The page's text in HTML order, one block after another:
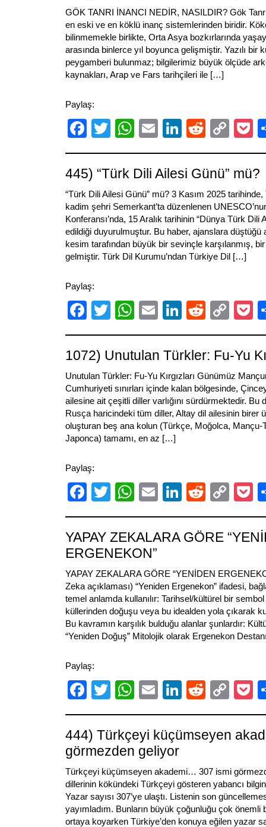
GÖK TANRI İNANCI NEDİR, NASILDIR? Gök
en eski ve en köklü inanç sistemlerinden biridir.
bilinmemekle birlikte, Orta Asya bozkırlarında
arasında binlerce yıl boyunca gelişmiştir. Yazılı bir
peygamberi bulunmaz; bilgilerimiz büyük ölçüde
kaynakları, Arap ve Fars tarihçileri ile […]
Paylaş:
Facebook
TwitterWhatsApp
EmailLinkedIn
Reddit
Link
445) “Türk Dili Ailesi Günü” mü?
“Türk Dili Ailesi Günü” mü? 3 Kasım 2025
kadim şehri Semerkant’ta düzenlenen
Konferansı’nda, 15 Aralık tarihinin “Dünya Türk Dili
edildiği duyurulmuştur. Bu haber, ajanslara düştüğü
kesim tarafından büyük bir sevinçle karşılanmış,
gelmiştir. Türk Dil Kurumu’ndan Türkiye Dil […]
Paylaş:
Facebook
TwitterWhatsApp
EmailLinkedIn
Reddit
Link
1072) Unutulan Türkler: Fu-Yu
Unutulan Türkler: Fu-Yu Kırgızları Günümüz
Cumhuriyeti sınırları içinde kalan bölgesinde,
ailesine ait çeşitli diller varlığını sürdürmektedir. Bu
Rusça haricindeki tüm diller, Altay dil ailesinin birer
oluşturan beş ana kolun (Türkçe, Moğolca, Mançu-
Japonca) tamamı, en az […]
Paylaş:
Facebook
TwitterWhatsApp
EmailLinkedIn
Reddit
Link
YAPAY ZEKALARA GÖRE
ERGENEKON”
YAPAY ZEKALARA GÖRE “YENİDEN
Zeka açıklaması) “Yeniden Ergenekon” ifadesi,
temel anlamda kullanılır: Tarihsel/kültürel bir
küllerinden doğuşu veya bu idealden yola çıkarak
Bu kavramın karşılık bulduğu alanlar şunlardır:
“Yeniden Doğuş” Mitolojik olarak Ergenekon
Paylaş:
Facebook
TwitterWhatsApp
EmailLinkedIn
Reddit
Link
444) Türkçeyi küçümseyen
görmezden geliyor
Türkçeyi küçümseyen akademi… 307 ismi
dillerinin kökündeki Türkçeyi gösteren yabancı
Yazar sayısı 307’ye ulaştı. Listenin son
yayımladım. Bunların büyük çoğunluğu çok önemli
ortaya koyarken Türkiye’den konuya eğilen yazar